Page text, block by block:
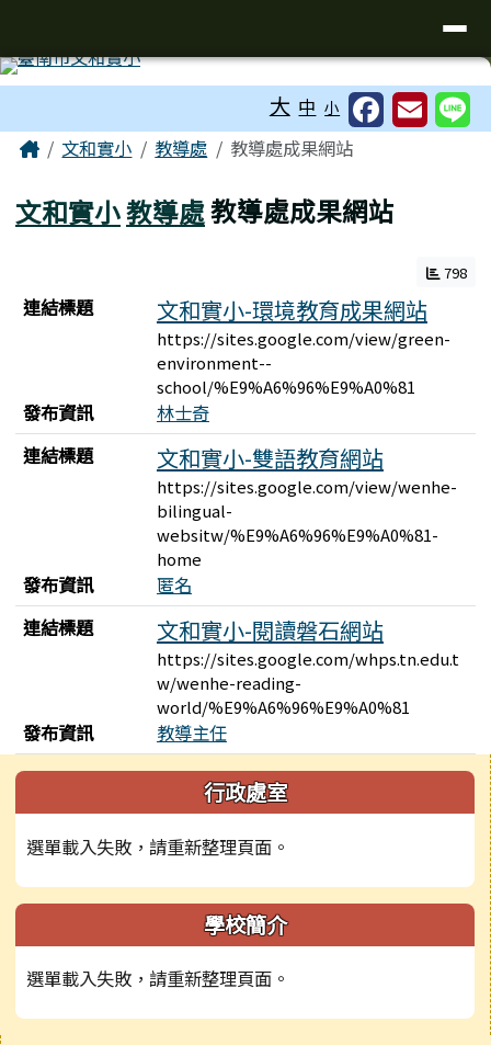
大 中 小
主內容區域
Home文和實小 教導處 教導處成果網站
文和實小教導處教導處成果網站
798
連結列表
連結標題 文和實小-環境教育成果網站
https://sites.google.com/view/green-
environment--
school/%E9%A6%96%E9%A0%81
發布資訊
林士奇
連結標題
文和實小-雙語教育網站
https://sites.google.com/view/wenhe-
bilingual-
websitw/%E9%A6%96%E9%A0%81-
home
發布資訊
匿名
連結標題
文和實小-閱讀磐石網站
https://sites.google.com/whps.tn.edu.t
w/wenhe-reading-
world/%E9%A6%96%E9%A0%81
發布資訊 教導主任
左邊區域內容 行政處室
選單載入失敗，請重新整理頁面。
學校簡介
選單載入失敗，請重新整理頁面。
頁尾區域